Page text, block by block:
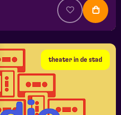
theater in de stad